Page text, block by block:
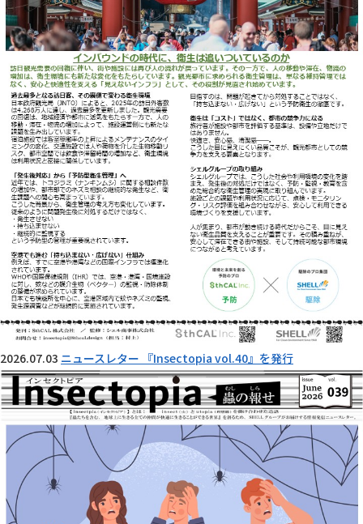
2026.07.03 ニュースレター 『Insectopia vol.40』を発行